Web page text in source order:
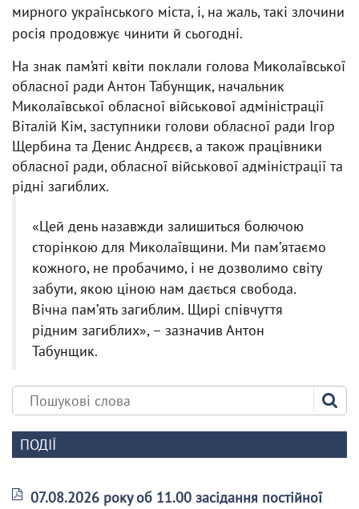
мирного українського міста, і, на жаль, такі злочини
росія продовжує чинити й сьогодні.
На знак пам’яті квіти поклали голова Миколаївської
обласної ради Антон Табунщик, начальник
Миколаївської обласної військової адміністрації
Віталій Кім, заступники голови обласної ради Ігор
Щербина та Денис Андрєєв, а також працівники
обласної ради, обласної військової адміністрації та
рідні загиблих.
«Цей день назавжди залишиться болючою
сторінкою для Миколаївщини. Ми памʼятаємо
кожного, не пробачимо, і не дозволимо світу
забути, якою ціною нам дається свобода.
Вічна памʼять загиблим. Щирі співчуття
рідним загиблих», – зазначив Антон
Табунщик.
ПОДІЇ
07.08.2026 року об 11.00 засідання постійної